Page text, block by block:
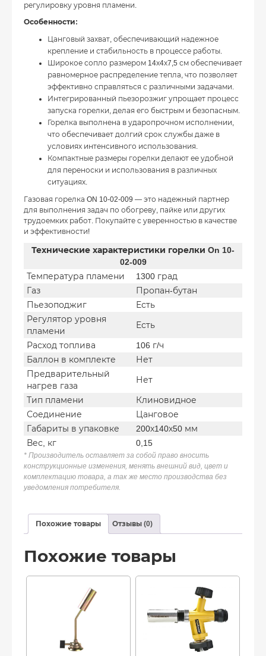
регулировку уровня пламени.
Особенности:
Цанговый захват, обеспечивающий надежное
крепление и стабильность в процессе работы.
Широкое сопло размером 14х4х7,5 см обеспечивает
равномерное распределение тепла, что позволяет
эффективно справляться с различными задачами.
Интегрированный пьезорозжиг упрощает процесс
запуска горелки, делая его быстрым и безопасным.
Горелка выполнена в ударопрочном исполнении,
что обеспечивает долгий срок службы даже в
условиях интенсивного использования.
Компактные размеры горелки делают ее удобной
для переноски и использования в различных
ситуациях.
Газовая горелка ON 10-02-009 — это надежный партнер
для выполнения задач по обогреву, пайке или других
трудоемких работ. Покупайте с уверенностью в качестве
и эффективности!
Технические характеристики горелки On 10-
02-009
Температура пламени
1300 град
Газ
Пропан-бутан
Пьезоподжиг
Есть
Регулятор уровня
пламени
Есть
Расход топлива
106 г/ч
Баллон в комплекте
Нет
Предварительный
нагрев газа
Нет
Тип пламени
Клиновидное
Соединение
Цанговое
Габариты в упаковке
200х140х50 мм
Вес, кг
0,15
* Производитель оставляет за собой право вносить
конструкционные изменения, менять внешний вид, цвет и
комплектацию товара, а так же место производства без
уведомления потребителя.
Похожие товары Отзывы (0)
Похожие товары